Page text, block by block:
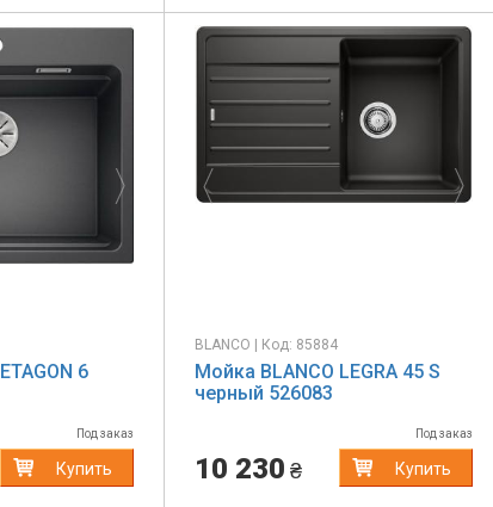
6
Под заказ
Купить
Previous
BLANCO | Код: 85884
Мойка BLANCO LEGRA 45 S
черный 526083
Под заказ
10 230 ₴ Купить